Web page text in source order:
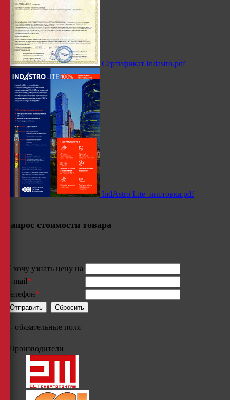
Сертификат Indastro.pdf
IndAstro Lite_листовка.pdf
Запрос стоимости товара
Я хочу узнать цену на
E-mail*
Телефон*
- обязательные поля
Производители